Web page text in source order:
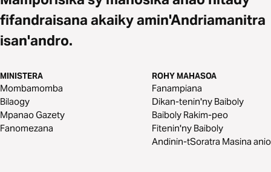
fifandraisana akaiky amin'Andriamanitra
isan'andro.
MINISTERA
Mombamomba
Bilaogy
Mpanao Gazety
Fanomezana
ROHY MAHASOA
Fanampiana
Dikan-tenin'ny Baiboly
Baiboly Rakim-peo
Fitenin'ny Baiboly
Andinin-tSoratra Masina anio